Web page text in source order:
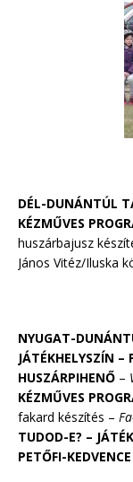
DÉL-DUNÁNTÚL
KÉZMŰVES
huszárbajusz
János Vitéz/Iluska
NYUGAT-
JÁTÉKHELYSZÍN –
HUSZÁRPIHENŐ –
KÉZMŰVES
fakard készítés –
TUDOD-E? –
PETŐFI-